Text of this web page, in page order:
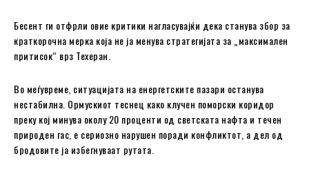
Бесент ги отфрли овие критики нагласувајќи дека станува збор за
краткорочна мерка која не ја менува стратегијата за „максимален
притисок“ врз Техеран.
Во меѓувреме, ситуацијата на енергетските пазари останува
нестабилна. Ормускиот теснец како клучен поморски коридор
преку кој минува околу 20 проценти од светската нафта и течен
природен гас, е сериозно нарушен поради конфликтот, а дел од
бродовите ја избегнуваат рутата.